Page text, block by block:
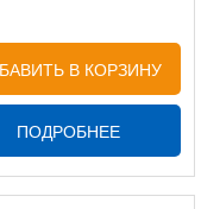
В КОРЗИНУ
ПОДРОБНЕЕ